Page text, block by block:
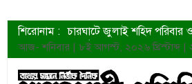
শিরোনাম : চারঘাটে জুলাই শহিদ পরিবার
সংবর্ধনা
শহীদদের প্রত্যাশা এখনো
ত্বক ভালো রাখতে যে ৫ কাজ
আজ- শনিবার | ৮ই আগস্ট, ২০২৬ খ্রিস্টাব্দ |